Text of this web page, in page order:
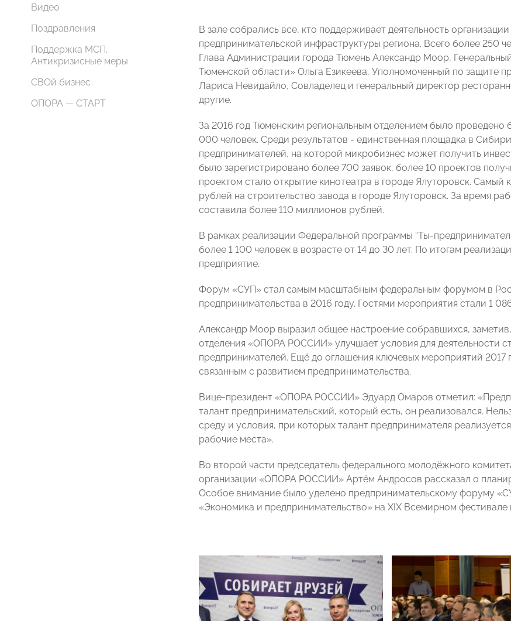
Видео
Поздравления
Поддержка МСП.
Антикризисные меры
СВОй бизнес
ОПОРА — СТАРТ
В зале собрались все, кто поддерживает деятельность
предпринимательской инфраструктуры региона. Всего более 250
Глава Администрации города Тюмень Александр Моор,
Тюменской области» Ольга Езикеева, Уполномоченный по защите
Лариса Невидайло, Совладелец и генеральный директор
другие.
За 2016 год Тюменским региональным отделением было
000 человек. Среди результатов - единственная площадка в
предпринимателей, на которой микробизнес может получить
было зарегистрировано более 700 заявок, более 10 проектов
проектом стало открытие кинотеатра в городе Ялуторовск.
рублей на строительство завода в городе Ялуторовск. За время
составила более 110 миллионов рублей.
В рамках реализации Федеральной программы “Ты-
более 1 100 человек в возрасте от 14 до 30 лет. По итогам
предприятие.
Форум «СУП» стал самым масштабным федеральным форумом в
предпринимательства в 2016 году. Гостями мероприятия стали 1
Александр Моор выразил общее настроение собравшихся, заметив,
отделения «ОПОРА РОССИИ» улучшает условия для деятельности
предпринимателей. Ещё до оглашения ключевых мероприятий 2017
связанным с развитием предпринимательства.
Вице-президент «ОПОРА РОССИИ» Эдуард Омаров отметил:
талант предпринимательский, который есть, он реализовался.
среду и условия, при которых талант предпринимателя
рабочие места».
Во второй части председатель федерального молодёжного
организации «ОПОРА РОССИИ» Артём Андросов рассказал о
Особое внимание было уделено предпринимательскому форуму
«Экономика и предпринимательство» на XIX Всемирном